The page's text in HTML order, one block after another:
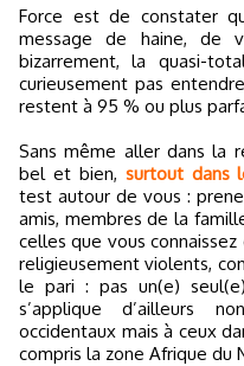
Force est de constater
message de haine, de
bizarrement, la quasi-
curieusement pas
restent à 95 % ou plus
Sans même aller dans la
bel et bien, surtout dans
test autour de vous :
amis, membres de la
celles que vous
religieusement violents,
le pari : pas un(e)
s’applique d’ailleurs
occidentaux mais à ceux
compris la zone Afrique du